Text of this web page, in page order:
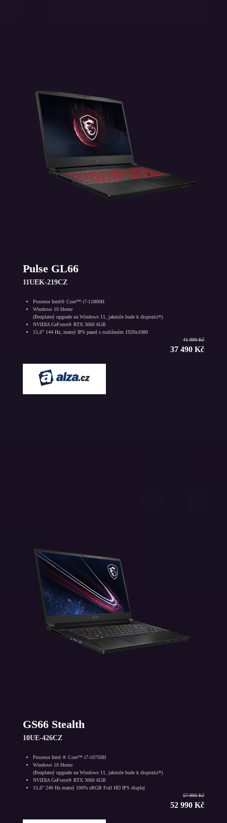
Pulse GL66
11UEK-219CZ
Procesor Intel® Core™ i7-11800H
Windows 10 Home
(Bezplatný upgrade na Windows 11, jakmile bude k dispozici*)
NVIDIA GeForce® RTX 3060 6GB
15,6" 144 Hz, matný IPS panel s rozlišením 1920x1080
41 990 Kč
37 490 Kč
GS66 Stealth
10UE-426CZ
Procesor Intel ® Core™ i7-10750H
Windows 10 Home
(Bezplatný upgrade na Windows 11, jakmile bude k dispozici*)
NVIDIA GeForce® RTX 3060 6GB
15,6" 240 Hz matný 100% sRGB Full HD IPS displej
57 990 Kč
52 990 Kč